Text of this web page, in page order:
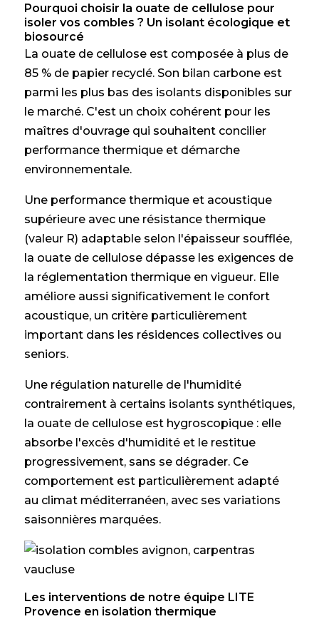
Pourquoi choisir la ouate de cellulose pour
isoler vos combles ? Un isolant écologique et
biosourcé
La ouate de cellulose est composée à plus de
85 % de papier recyclé. Son bilan carbone est
parmi les plus bas des isolants disponibles sur
le marché. C'est un choix cohérent pour les
maîtres d'ouvrage qui souhaitent concilier
performance thermique et démarche
environnementale.
Une performance thermique et acoustique
supérieure avec une résistance thermique
(valeur R) adaptable selon l'épaisseur soufflée,
la ouate de cellulose dépasse les exigences de
la réglementation thermique en vigueur. Elle
améliore aussi significativement le confort
acoustique, un critère particulièrement
important dans les résidences collectives ou
seniors.
Une régulation naturelle de l'humidité
contrairement à certains isolants synthétiques,
la ouate de cellulose est hygroscopique : elle
absorbe l'excès d'humidité et le restitue
progressivement, sans se dégrader. Ce
comportement est particulièrement adapté
au climat méditerranéen, avec ses variations
saisonnières marquées.
Les interventions de notre équipe LITE
Provence en isolation thermique